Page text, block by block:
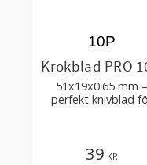
Krokblad PRO
51x19x0.65 mm –
perfekt knivblad
10P
39 KR